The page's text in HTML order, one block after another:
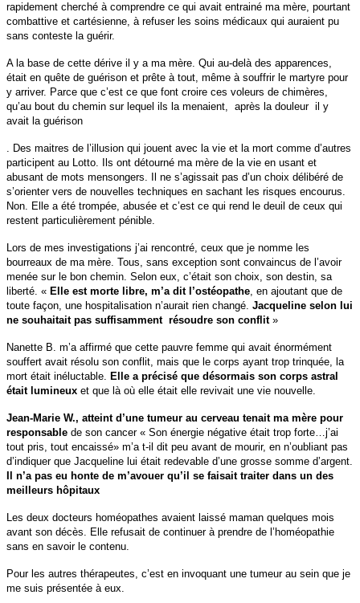
rapidement cherché à comprendre ce qui avait entrainé ma mère, pourtant
combattive et cartésienne, à refuser les soins médicaux qui auraient pu
sans conteste la guérir.
A la base de cette dérive il y a ma mère. Qui au-delà des apparences,
était en quête de guérison et prête à tout, même à souffrir le martyre pour
y arriver. Parce que c’est ce que font croire ces voleurs de chimères,
qu’au bout du chemin sur lequel ils la menaient, après la douleur il y
avait la guérison
. Des maitres de l’illusion qui jouent avec la vie et la mort comme d’autres
participent au Lotto. Ils ont détourné ma mère de la vie en usant et
abusant de mots mensongers. Il ne s’agissait pas d’un choix délibéré de
s’orienter vers de nouvelles techniques en sachant les risques encourus.
Non. Elle a été trompée, abusée et c’est ce qui rend le deuil de ceux qui
restent particulièrement pénible.
Lors de mes investigations j’ai rencontré, ceux que je nomme les
bourreaux de ma mère. Tous, sans exception sont convaincus de l’avoir
menée sur le bon chemin. Selon eux, c’était son choix, son destin, sa
liberté. « Elle est morte libre, m’a dit l’ostéopathe, en ajoutant que de
toute façon, une hospitalisation n’aurait rien changé. Jacqueline selon lui
ne souhaitait pas suffisamment résoudre son conflit »
Nanette B. m’a affirmé que cette pauvre femme qui avait énormément
souffert avait résolu son conflit, mais que le corps ayant trop trinquée, la
mort était inéluctable. Elle a précisé que désormais son corps astral
était lumineux et que là où elle était elle revivait une vie nouvelle.
Jean-Marie W., atteint d’une tumeur au cerveau tenait ma mère pour
responsable de son cancer « Son énergie négative était trop forte…j’ai
tout pris, tout encaissé» m’a t-il dit peu avant de mourir, en n’oubliant pas
d’indiquer que Jacqueline lui était redevable d’une grosse somme d’argent.
Il n’a pas eu honte de m’avouer qu’il se faisait traiter dans un des
meilleurs hôpitaux
Les deux docteurs homéopathes avaient laissé maman quelques mois
avant son décès. Elle refusait de continuer à prendre de l’homéopathie
sans en savoir le contenu.
Pour les autres thérapeutes, c’est en invoquant une tumeur au sein que je
me suis présentée à eux.